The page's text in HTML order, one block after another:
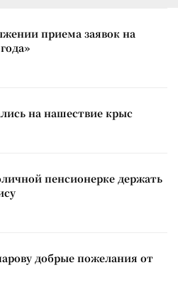
приема заявок на
на нашествие крыс
пенсионерке держать
добрые пожелания от